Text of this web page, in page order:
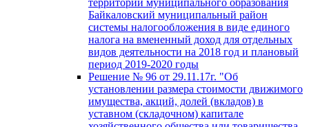
территории муниципального образования
Байкаловский муниципальный район
системы налогообложения в виде единого
налога на вмененный доход для отдельных
видов деятельности на 2018 год и плановый
период 2019-2020 годы
Решение № 96 от 29.11.17г. "Об
установлении размера стоимости движимого
имущества, акций, долей (вкладов) в
уставном (складочном) капитале